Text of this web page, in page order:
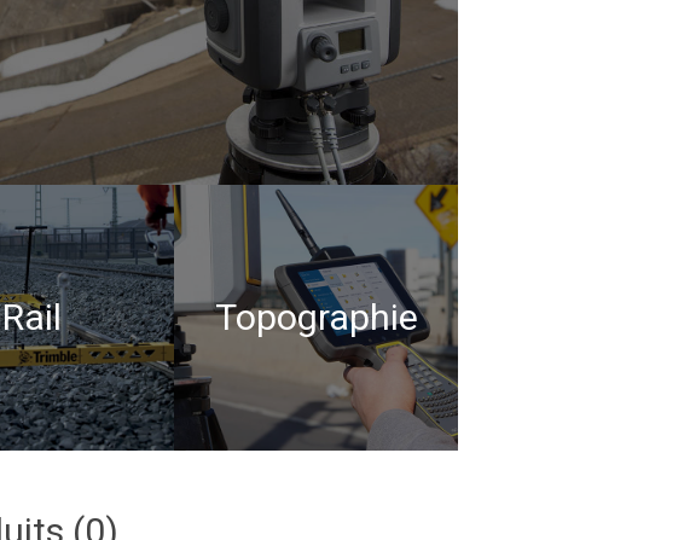
Rail Topographie
(0)